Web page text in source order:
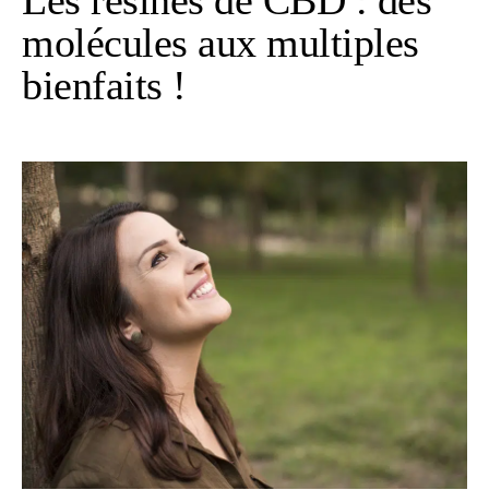
molécules aux multiples
bienfaits !